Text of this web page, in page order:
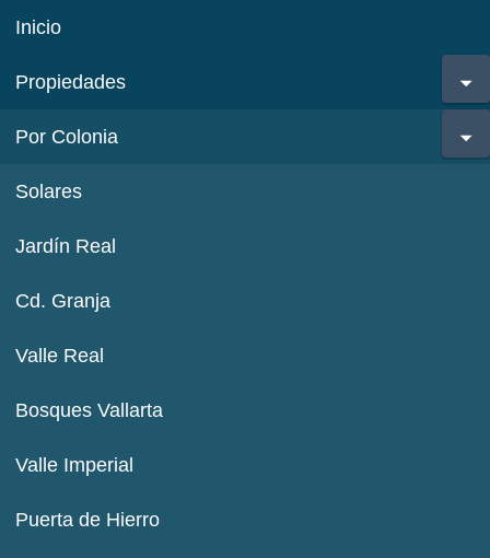
Inicio
Propiedades
Por Colonia
Solares
Jardín Real
Cd. Granja
Valle Real
Bosques Vallarta
Valle Imperial
Puerta de Hierro